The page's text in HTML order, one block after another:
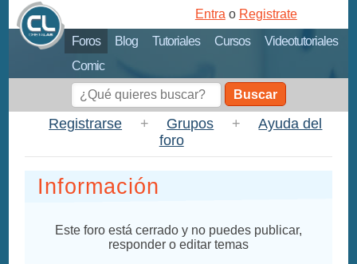
Foros Blog Tutoriales Cursos
Videotutoriales
Comic
Entra o Registrate
Buscar
Registrarse + Grupos +
Ayuda del
foro
Información
Este foro está cerrado y no puedes publicar,
responder o editar temas